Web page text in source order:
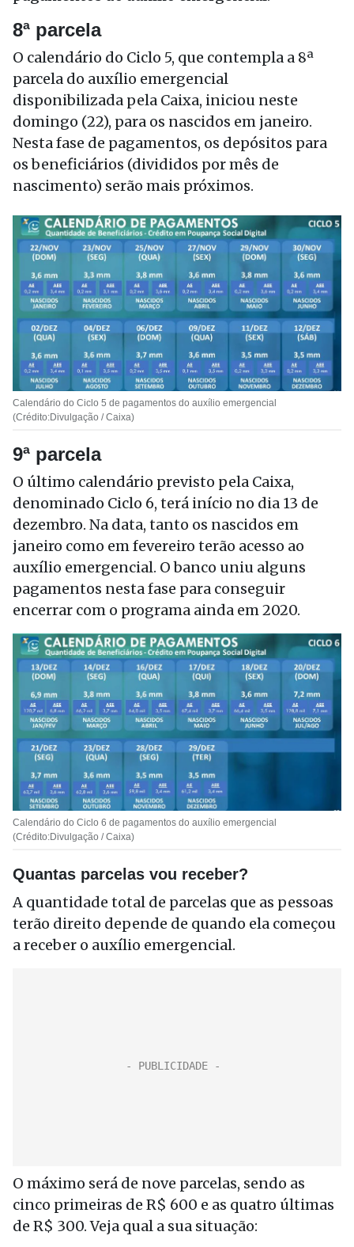
8ª parcela
O calendário do Ciclo 5, que contempla a 8ª
parcela do auxílio emergencial
disponibilizada pela Caixa, iniciou neste
domingo (22), para os nascidos em janeiro.
Nesta fase de pagamentos, os depósitos para
os beneficiários (divididos por mês de
nascimento) serão mais próximos.
Calendário do Ciclo 5 de pagamentos do auxílio emergencial
(Crédito:Divulgação / Caixa)
9ª parcela
O último calendário previsto pela Caixa,
denominado Ciclo 6, terá início no dia 13 de
dezembro. Na data, tanto os nascidos em
janeiro como em fevereiro terão acesso ao
auxílio emergencial. O banco uniu alguns
pagamentos nesta fase para conseguir
encerrar com o programa ainda em 2020.
Calendário do Ciclo 6 de pagamentos do auxílio emergencial
(Crédito:Divulgação / Caixa)
Quantas parcelas vou receber?
A quantidade total de parcelas que as pessoas
terão direito depende de quando ela começou
a receber o auxílio emergencial.
O máximo será de nove parcelas, sendo as
cinco primeiras de R$ 600 e as quatro últimas
de R$ 300. Veja qual a sua situação: